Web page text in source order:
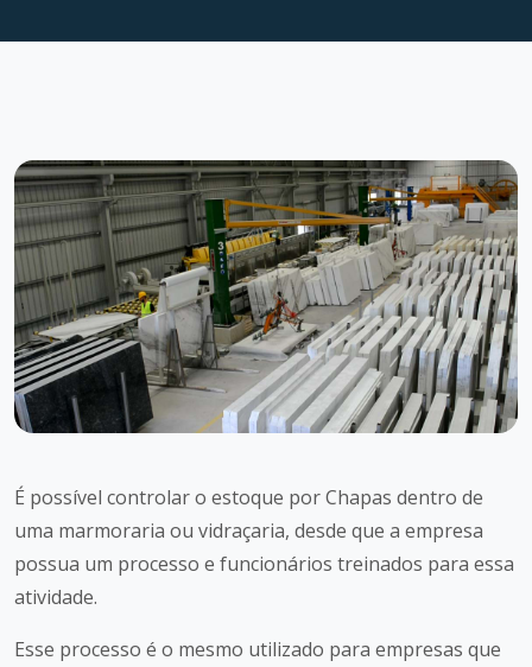
É possível controlar o estoque por Chapas dentro de
uma marmoraria ou vidraçaria, desde que a empresa
possua um processo e funcionários treinados para essa
atividade.
Esse processo é o mesmo utilizado para empresas que